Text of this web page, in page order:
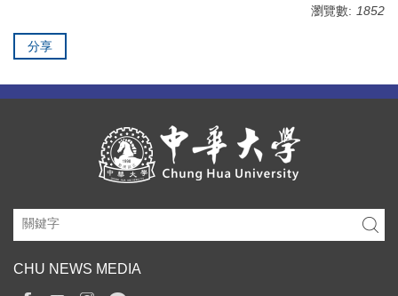
瀏覽數: 1852
分享
CHU NEWS MEDIA